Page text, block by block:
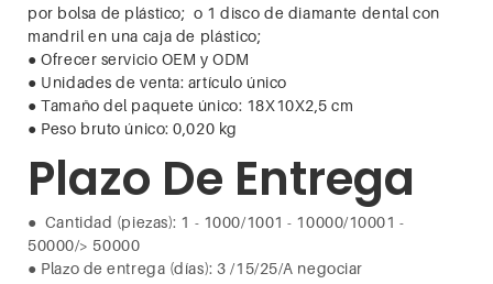
por bolsa de plástico; o 1 disco de diamante dental con
mandril en una caja de plástico;
●Ofrecer servicio OEM y ODM
● Unidades de venta: artículo único
●Tamaño del paquete único: 18X10X2,5 cm
● Peso bruto único: 0,020 kg
Plazo De Entrega
● Cantidad (piezas): 1 - 1000/1001 - 10000/10001 -
50000/> 50000
● Plazo de entrega (días): 3/15/25/A negociar